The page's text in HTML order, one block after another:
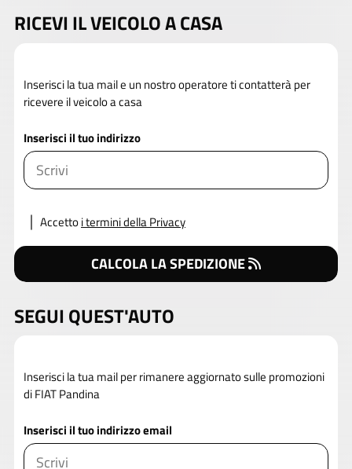
RICEVI IL VEICOLO A CASA
Inserisci la tua mail e un nostro operatore ti contatterà per
ricevere il veicolo a casa
Inserisci il tuo indirizzo
Accettoi termini della Privacy
CALCOLA LA SPEDIZIONE
SEGUI QUEST'AUTO
Inserisci la tua mail per rimanere aggiornato sulle promozioni
di FIAT Pandina
Inserisci il tuo indirizzo email